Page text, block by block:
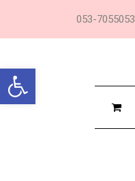
פתח
053-7055053